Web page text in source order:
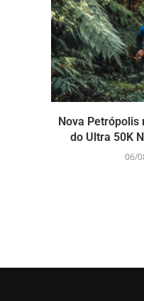
Nova Petrópolis
do Ultra 50K
06/